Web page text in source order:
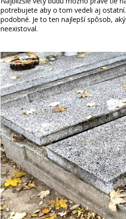
potrebujete aby o tom vedeli aj
podobné. Je to ten najlepší spôsob,
neexistoval.